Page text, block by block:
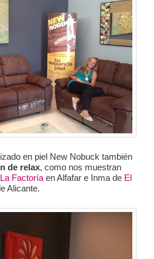
en piel New Nobuck también
de relax, como nos muestran
La Factoría en Alfafar e Inma de El
Alicante.